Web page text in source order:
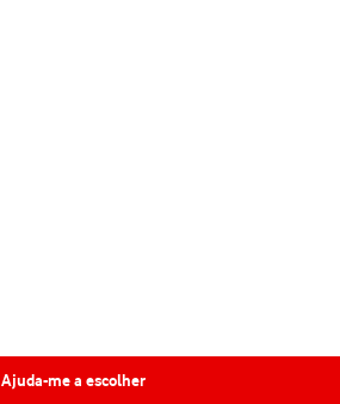
Ajuda-me a escolher